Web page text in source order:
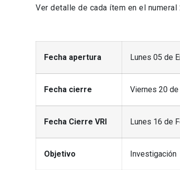
Ver detalle de cada ítem en el
Fecha apertura Lunes 05 de
Fecha cierre Viernes 20
Fecha Cierre VRI Lunes 16 de
Objetivo Investigación